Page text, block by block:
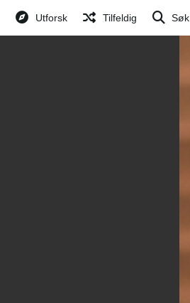
Utforsk Tilfeldig Søk